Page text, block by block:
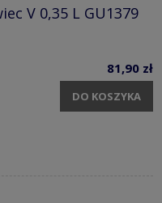
V 0,35 L GU1379
81,90 zł
DO KOSZYKA